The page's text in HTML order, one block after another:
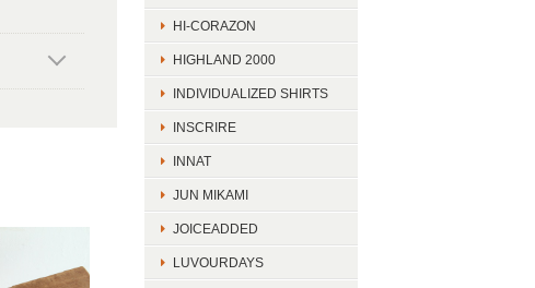
HI-CORAZON
HIGHLAND 2000
INDIVIDUALIZED SHIRTS
INSCRIRE
INNAT
JUN MIKAMI
JOICEADDED
LUVOURDAYS